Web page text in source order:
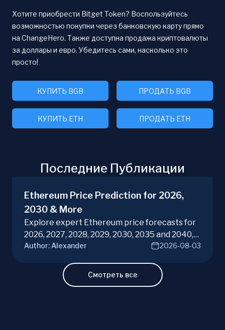
Хотите приобрести Bitget Token? Воспользуйтесь
возможностью покупки через банковскую карту прямо
на ChangeHero. Также доступна продажа криптовалюты
за доллары и евро. Убедитесь сами, насколько это
просто!
КУПИТЬ BGB ПРОДАТЬ BGB
КУПИТЬ ETH ПРОДАТЬ ETH
Последние Публикации
Ethereum Price Prediction for 2026,
2030 & More
Explore expert Ethereum price forecasts for
2026, 2027, 2028, 2029, 2030, 2035 and 2040,
diving into ETH potential in the evolving
investment decisions with ChangeHero!
Author: Alexander 2026-08-03
Смотреть все